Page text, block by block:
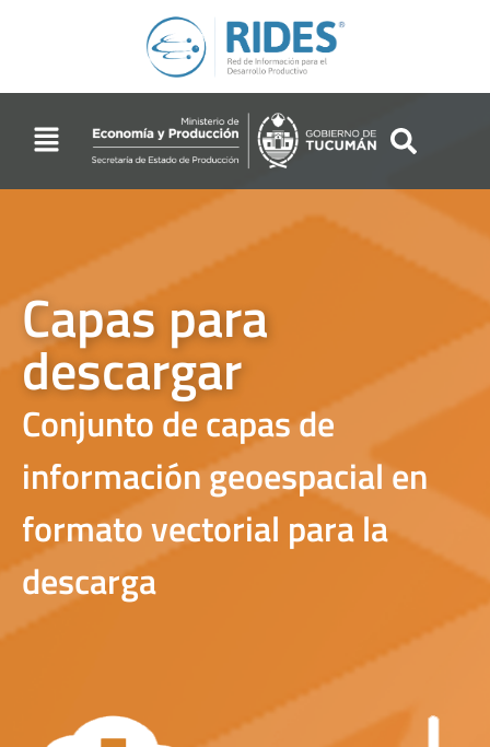
Capas para
descargar
Conjunto de capas de
información geoespacial en
formato vectorial para la
descarga